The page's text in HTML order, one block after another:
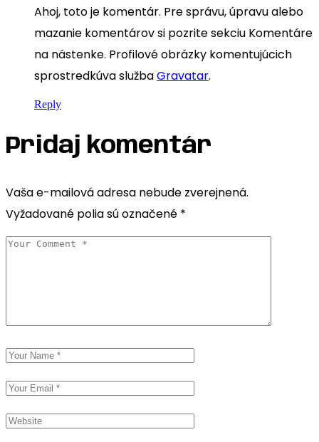
Ahoj, toto je komentár. Pre správu, úpravu alebo
mazanie komentárov si pozrite sekciu Komentáre
na nástenke. Profilové obrázky komentujúcich
sprostredkúva službaGravatar.
Reply
Pridaj komentár
Vaša e-mailová adresa nebude zverejnená.
Vyžadované polia sú označené *